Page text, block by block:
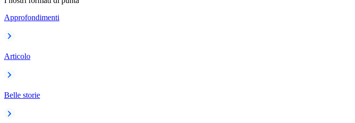
Approfondimenti
Articolo
Belle storie